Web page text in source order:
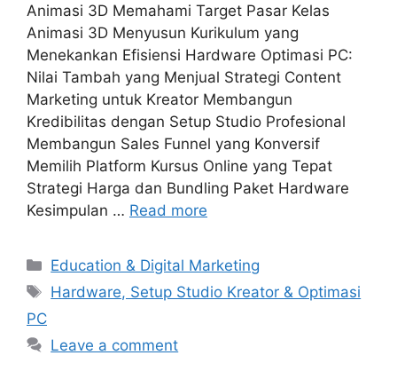
Animasi 3D Memahami Target Pasar Kelas
Animasi 3D Menyusun Kurikulum yang
Menekankan Efisiensi Hardware Optimasi PC:
Nilai Tambah yang Menjual Strategi Content
Marketing untuk Kreator Membangun
Kredibilitas dengan Setup Studio Profesional
Membangun Sales Funnel yang Konversif
Memilih Platform Kursus Online yang Tepat
Strategi Harga dan Bundling Paket Hardware
Kesimpulan … Read more
Categories
Education & Digital Marketing
Tags
Hardware, Setup Studio Kreator & Optimasi
PC
Leave a comment